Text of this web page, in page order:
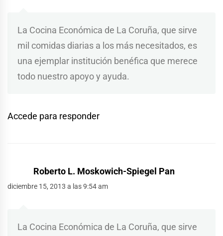
La Cocina Económica de La Coruña, que sirve
mil comidas diarias a los más necesitados, es
una ejemplar institución benéfica que merece
todo nuestro apoyo y ayuda.
Accede para responder
Roberto L. Moskowich-Spiegel Pan
diciembre 15, 2013 a las 9:54 am
La Cocina Económica de La Coruña, que sirve